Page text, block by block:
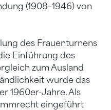
(1908–1946) von
des Frauenturnens
Einführung des
zum Ausland
wurde das
1960er-Jahre. Als
eingeführt